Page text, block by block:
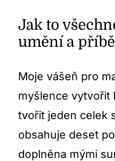
Jak to
umění a
Moje vášeň pro
myšlence vytvořit
tvořit jeden celek
obsahuje deset
doplněna mými